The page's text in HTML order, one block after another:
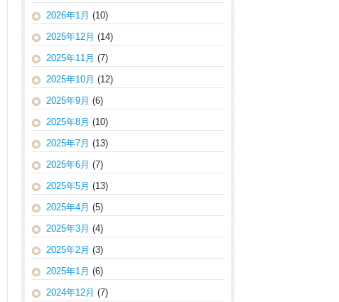
2026年1月 (10)
2025年12月 (14)
2025年11月 (7)
2025年10月 (12)
2025年9月 (6)
2025年8月 (10)
2025年7月 (13)
2025年6月 (7)
2025年5月 (13)
2025年4月 (5)
2025年3月 (4)
2025年2月 (3)
2025年1月 (6)
2024年12月 (7)